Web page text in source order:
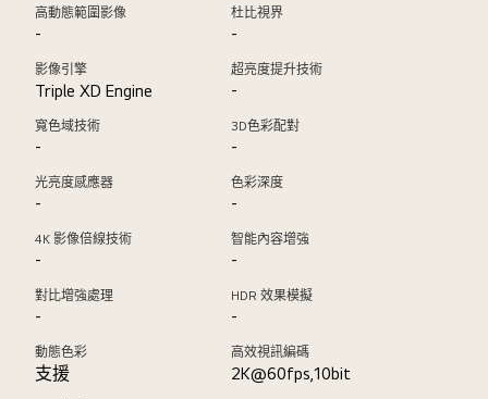
高動態範圍影像
-
杜比視界
-
影像引擎
Triple XD Engine
超亮度提升技術
-
寬色域技術
-
3D色彩配對
-
光亮度感應器
-
色彩深度
-
4K 影像倍線技術
-
智能內容增強
-
對比增強處理
-
HDR 效果模擬
-
動態色彩
支援
高效視訊編碼
2K@60fps,10bit